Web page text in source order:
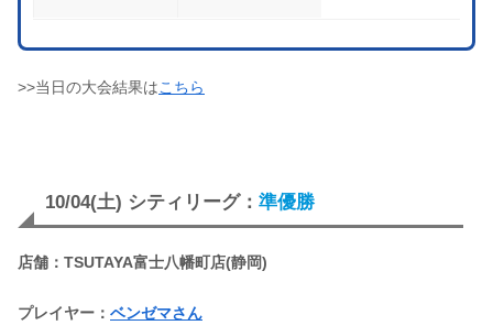
>>当日の大会結果はこちら
10/04(土) シティリーグ： 準優勝
店舗：TSUTAYA富士八幡町店(静岡)
プレイヤー： ベンゼマさん